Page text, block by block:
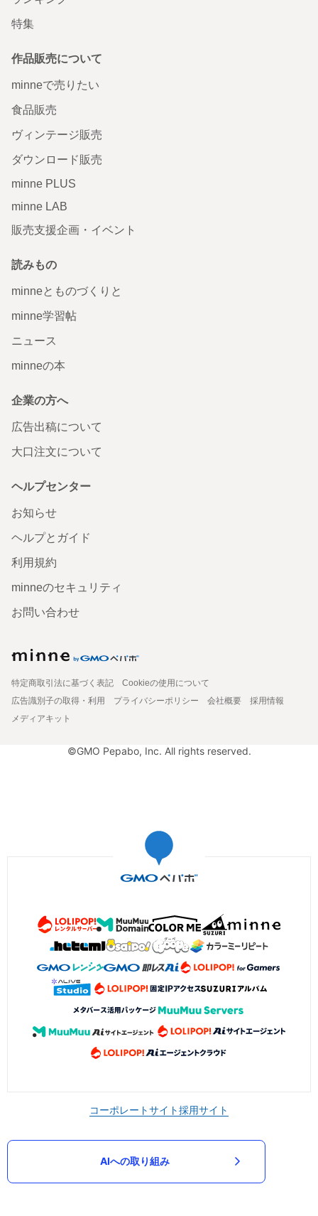
特集
作品販売について
minneで売りたい
食品販売
ヴィンテージ販売
ダウンロード販売
minne PLUS
minne LAB
販売支援企画・イベント
読みもの
minneとものづくりと
minne学習帖
ニュース
minneの本
企業の方へ
広告出稿について
大口注文について
ヘルプセンター
お知らせ
ヘルプとガイド
利用規約
minneのセキュリティ
お問い合わせ
特定商取引法に基づく表記
Cookieの使用について
広告識別子の取得・利用
プライバシーポリシー 会社概要
採用情報
メディアキット
©GMO Pepabo, Inc. All rights reserved.
コーポレートサイト採用サイト
AIへの取り組み